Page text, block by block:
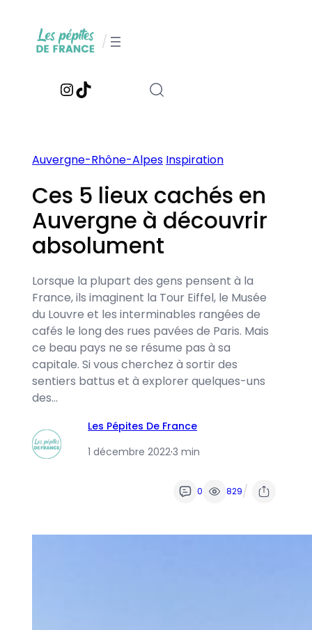
contenu
/
Instagram
TikTok
Auvergne-Rhône-Alpes Inspiration
Ces 5 lieux cachés en
Auvergne à découvrir
absolument
Lorsque la plupart des gens pensent à la
France, ils imaginent la Tour Eiffel, le Musée
du Louvre et les interminables rangées de
cafés le long des rues pavées de Paris. Mais
ce beau pays ne se résume pas à sa
capitale. Si vous cherchez à sortir des
sentiers battus et à explorer quelques-uns
des…
Les Pépites De France
1 décembre 2022·3 min
0 829/